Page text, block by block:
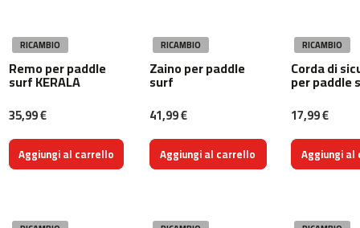
6
0
m
-
6
0
0
RICAMBIO
Remo per paddle
surf KERALA
35,99 €
Aggiungi al carrello
RICAMBIO
Zaino per paddle
surf
41,99 €
Aggiungi al carrello
RICAMBIO
Corda di
per paddle
17,99 €
Aggiungi